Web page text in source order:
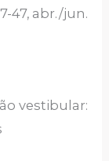
47, abr./jun.
vestibular: